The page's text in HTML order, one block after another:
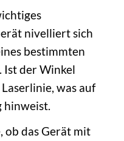
nivelliert sich
bestimmten
Ist der Winkel
was auf
hinweist.
ob das Gerät mit